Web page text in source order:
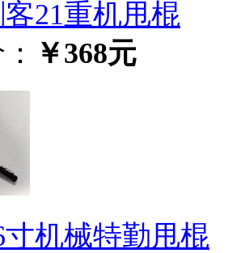
21重机甩棍
￥368元
寸机械特勤甩棍